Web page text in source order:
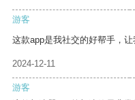
游客
这款app是我社交的好帮手，
2024-12-11
游客